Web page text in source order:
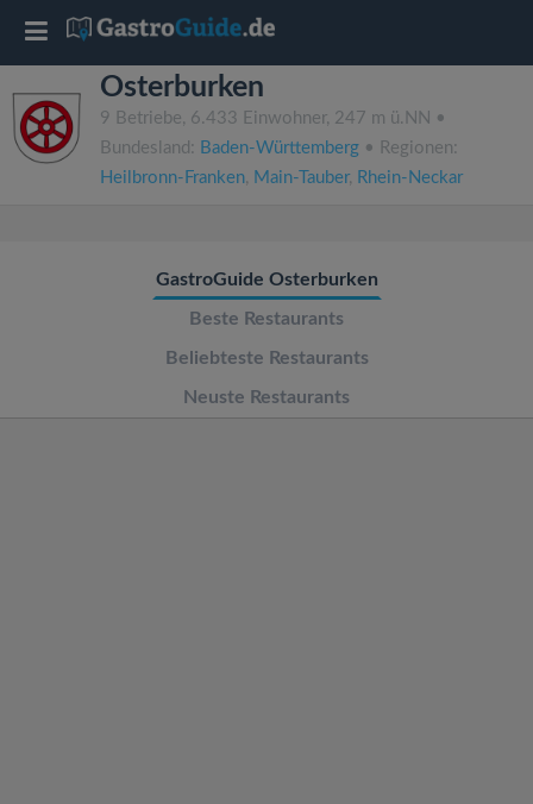
Osterburken
9 Betriebe, 6.433 Einwohner, 247 m ü.NN •
Bundesland: Baden-Württemberg • Regionen:
Heilbronn-Franken, Main-Tauber, Rhein-Neckar
GastroGuide Osterburken
Beste Restaurants
Beliebteste Restaurants
Neuste Restaurants
T
o
g